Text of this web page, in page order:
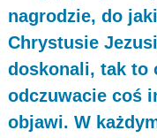
nagrodzie, do
Chrystusie
doskonali, tak to
odczuwacie coś
objawi. W